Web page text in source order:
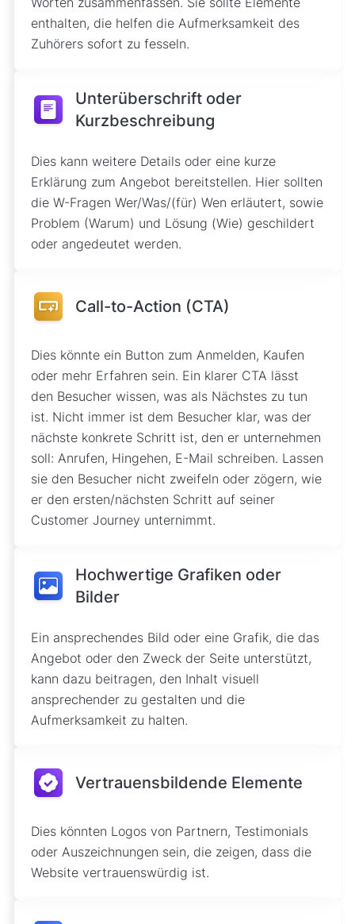
enthalten, die helfen die Aufmerksamkeit des
Zuhörers sofort zu fesseln.
Unterüberschrift oder
Kurzbeschreibung
Dies kann weitere Details oder eine kurze
Erklärung zum Angebot bereitstellen. Hier sollten
die W-Fragen Wer/Was/(für) Wen erläutert, sowie
Problem (Warum) und Lösung (Wie) geschildert
oder angedeutet werden.
Call-to-Action (CTA)
Dies könnte ein Button zum Anmelden, Kaufen
oder mehr Erfahren sein. Ein klarer CTA lässt
den Besucher wissen, was als Nächstes zu tun
ist. Nicht immer ist dem Besucher klar, was der
nächste konkrete Schritt ist, den er unternehmen
soll: Anrufen, Hingehen, E-Mail schreiben. Lassen
sie den Besucher nicht zweifeln oder zögern, wie
er den ersten/nächsten Schritt auf seiner
Customer Journey unternimmt.
Hochwertige Grafiken oder
Bilder
Ein ansprechendes Bild oder eine Grafik, die das
Angebot oder den Zweck der Seite unterstützt,
kann dazu beitragen, den Inhalt visuell
ansprechender zu gestalten und die
Aufmerksamkeit zu halten.
Vertrauensbildende Elemente
Dies könnten Logos von Partnern, Testimonials
oder Auszeichnungen sein, die zeigen, dass die
Website vertrauenswürdig ist.